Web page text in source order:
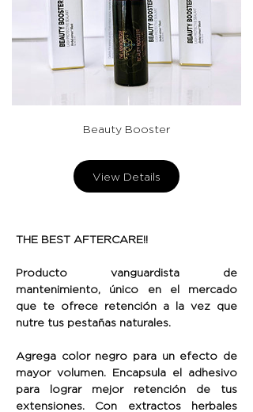
Beauty Booster
View Details
THE BEST AFTERCARE!!
Producto vanguardista de
mantenimiento, único en el mercado
que te ofrece retención a la vez que
nutre tus pestañas naturales.
Agrega color negro para un efecto de
mayor volumen. Encapsula el adhesivo
para lograr mejor retención de tus
extensiones. Con extractos herbales